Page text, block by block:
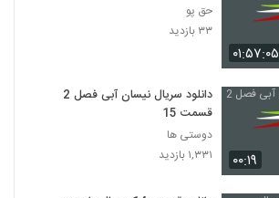
۰۱:۵۷:۰۵
حق پو
۳۳ بازدید
۰۰:۱۹
دانلود سریال نیسان آبی فصل 2
قسمت 15
دوستی ها
۱,۳۳۱ بازدید